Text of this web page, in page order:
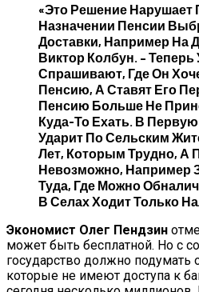
«Это Решение Нарушает
Назначении Пенсии
Доставки, Например На
Виктор Колбун. –
Спрашивают, Где Он
Пенсию, А Ставят Его
Пенсию Больше Не
Куда-То Ехать. В
Ударит По Сельским
Лет, Которым Трудно, А
Невозможно, Например
Туда, Где Можно
В Селах Ходит Только
Экономист Олег Пендзин
может быть бесплатной. Но с
государство должно подумать
которые не имеют доступа к